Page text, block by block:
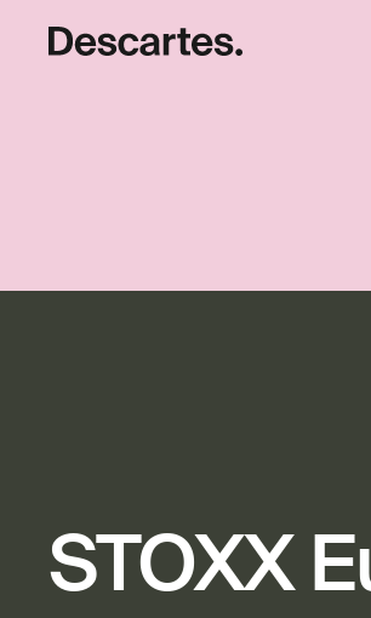
STOXX